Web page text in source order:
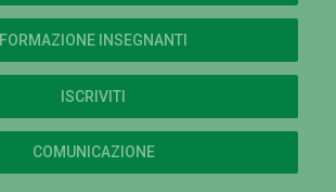
FORMAZIONE INSEGNANTI
ISCRIVITI
COMUNICAZIONE